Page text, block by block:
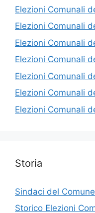
Elezioni Comunali
Elezioni Comunali
Elezioni Comunali
Elezioni Comunali
Elezioni Comunali
Elezioni Comunali
Elezioni Comunali
Storia
Sindaci del
Storico Elezioni